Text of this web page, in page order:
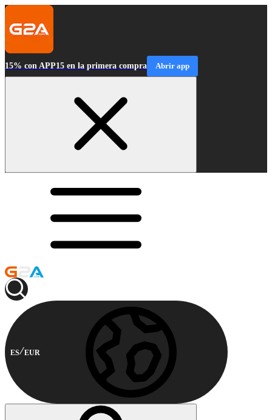
15% con APP15 en la primera compra Abrir app
ES EUR